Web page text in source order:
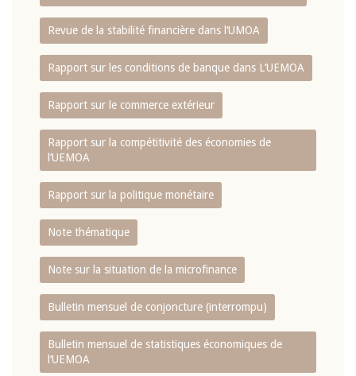
Revue de la stabilité financière dans l‘UMOA
Rapport sur les conditions de banque dans L‘UEMOA
Rapport sur le commerce extérieur
Rapport sur la compétitivité des économies de
l‘UEMOA
Rapport sur la politique monétaire
Note thématique
Note sur la situation de la microfinance
Bulletin mensuel de conjoncture (interrompu)
Bulletin mensuel de statistiques économiques de
l‘UEMOA